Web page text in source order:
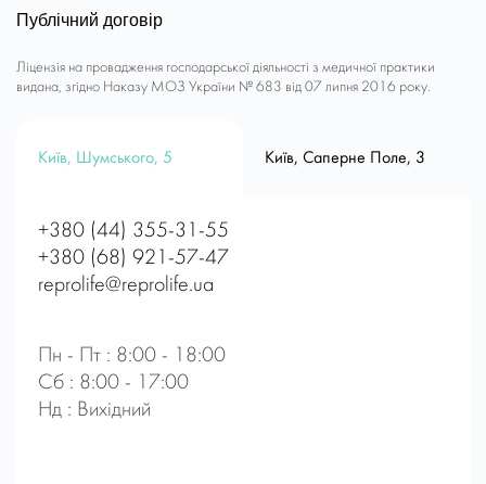
Публічний договір
Ліцензія на провадження господарської діяльності з медичної практики
видана, згідно Наказу МОЗ України № 683 від 07 липня 2016 року.
Київ, Шумського, 5 Київ, Саперне Поле, 3
+380 (44) 355-31-55
+380 (68) 921-57-47
reprolife@reprolife.ua
Пн - Пт : 8:00 - 18:00
Сб : 8:00 - 17:00
Нд : Вихідний